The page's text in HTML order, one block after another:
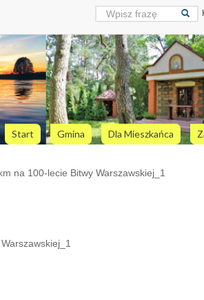
Start Gmina Dla Mieszkańca
na 100-lecie Bitwy Warszawskiej_1